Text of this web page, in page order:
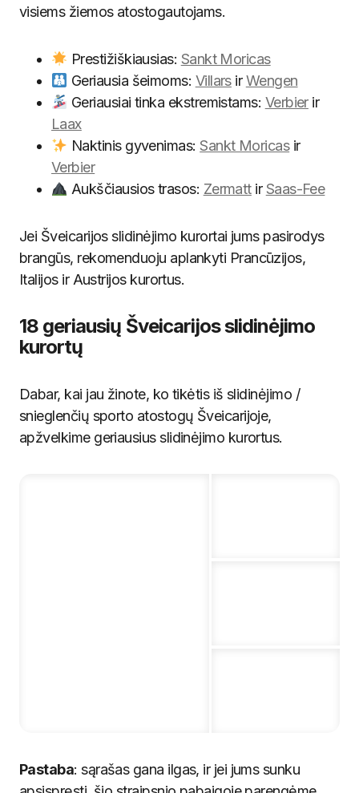
visiems žiemos atostogautojams.
Prestižiškiausias: Sankt Moricas
Geriausia šeimoms: VillarsirWengen
Geriausiai tinka ekstremistams: Verbierir
Laax
Naktinis gyvenimas: Sankt Moricasir
Verbier
Aukščiausios trasos: Zermattir Saas-Fee
Jei Šveicarijos slidinėjimo kurortai jums pasirodys
brangūs, rekomenduoju aplankyti Prancūzijos,
Italijos ir Austrijos kurortus.
18 geriausių Šveicarijos slidinėjimo
kurortų
Dabar, kai jau žinote, ko tikėtis iš slidinėjimo /
snieglenčių sporto atostogų Šveicarijoje,
apžvelkime geriausius slidinėjimo kurortus.
Pastaba: sąrašas gana ilgas, ir jei jums sunku